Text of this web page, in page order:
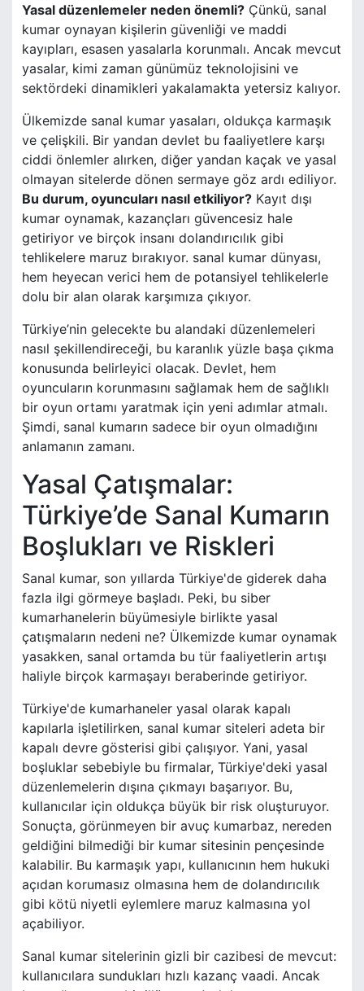
Yasal düzenlemeler neden önemli? Çünkü, sanal
kumar oynayan kişilerin güvenliği ve maddi
kayıpları, esasen yasalarla korunmalı. Ancak mevcut
yasalar, kimi zaman günümüz teknolojisini ve
sektördeki dinamikleri yakalamakta yetersiz kalıyor.
Ülkemizde sanal kumar yasaları, oldukça karmaşık
ve çelişkili. Bir yandan devlet bu faaliyetlere karşı
ciddi önlemler alırken, diğer yandan kaçak ve yasal
olmayan sitelerde dönen sermaye göz ardı ediliyor.
Bu durum, oyuncuları nasıl etkiliyor? Kayıt dışı
kumar oynamak, kazançları güvencesiz hale
getiriyor ve birçok insanı dolandırıcılık gibi
tehlikelere maruz bırakıyor. sanal kumar dünyası,
hem heyecan verici hem de potansiyel tehlikelerle
dolu bir alan olarak karşımıza çıkıyor.
Türkiye’nin gelecekte bu alandaki düzenlemeleri
nasıl şekillendireceği, bu karanlık yüzle başa çıkma
konusunda belirleyici olacak. Devlet, hem
oyuncuların korunmasını sağlamak hem de sağlıklı
bir oyun ortamı yaratmak için yeni adımlar atmalı.
Şimdi, sanal kumarın sadece bir oyun olmadığını
anlamanın zamanı.
Yasal Çatışmalar:
Türkiye’de Sanal Kumarın
Boşlukları ve Riskleri
Sanal kumar, son yıllarda Türkiye'de giderek daha
fazla ilgi görmeye başladı. Peki, bu siber
kumarhanelerin büyümesiyle birlikte yasal
çatışmaların nedeni ne? Ülkemizde kumar oynamak
yasakken, sanal ortamda bu tür faaliyetlerin artışı
haliyle birçok karmaşayı beraberinde getiriyor.
Türkiye'de kumarhaneler yasal olarak kapalı
kapılarla işletilirken, sanal kumar siteleri adeta bir
kapalı devre gösterisi gibi çalışıyor. Yani, yasal
boşluklar sebebiyle bu firmalar, Türkiye'deki yasal
düzenlemelerin dışına çıkmayı başarıyor. Bu,
kullanıcılar için oldukça büyük bir risk oluşturuyor.
Sonuçta, görünmeyen bir avuç kumarbaz, nereden
geldiğini bilmediği bir kumar sitesinin pençesinde
kalabilir. Bu karmaşık yapı, kullanıcının hem hukuki
açıdan korumasız olmasına hem de dolandırıcılık
gibi kötü niyetli eylemlere maruz kalmasına yol
açabiliyor.
Sanal kumar sitelerinin gizli bir cazibesi de mevcut:
kullanıcılara sundukları hızlı kazanç vaadi. Ancak